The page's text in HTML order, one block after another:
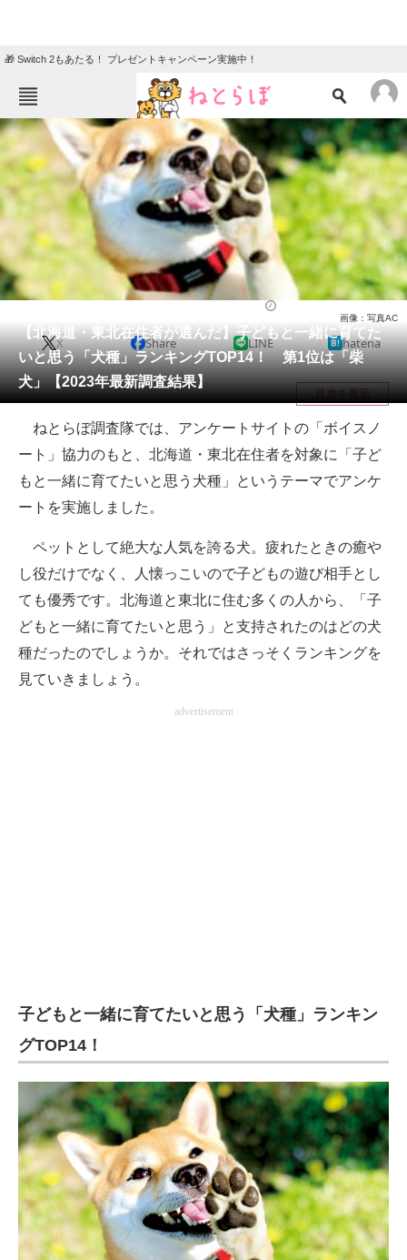
🎁 Switch 2もあたる！ プレゼントキャンペーン実施中！
ねとらぼメニュー
TOP ニュース
エンタメ クイズ
グルメ 地域
住まい 教育・育児
動物 リサーチ
会員記事
メディア
注目記事を集めた総合ページ
ITの今と未来を見通す
スマホと通信の最新トレンド
好きが集まる 比べて選べる
ビジネスと働き方のヒント
企業ITのトレンドを詳説
建設×テクノロジーの最前線
ちょっと気になるネットの話題
【北海道・東北在住者が選んだ】子どもと一緒に育てた
いと思う「犬種」ランキングTOP14！ 第1位は「柴
犬」【2023年最新調査結果】
画像：写真AC
X Share LINE hatena
目次を表示
ねとらぼ調査隊では、アンケートサイトの「ボイスノ
ート」協力のもと、北海道・東北在住者を対象に「子ど
もと一緒に育てたいと思う犬種」というテーマでアンケ
ートを実施しました。
ペットとして絶大な人気を誇る犬。疲れたときの癒や
し役だけでなく、人懐っこいので子どもの遊び相手とし
ても優秀です。北海道と東北に住む多くの人から、「子
どもと一緒に育てたいと思う」と支持されたのはどの犬
種だったのでしょうか。それではさっそくランキングを
見ていきましょう。
advertisement
子どもと一緒に育てたいと思う「犬種」ランキン
グTOP14！